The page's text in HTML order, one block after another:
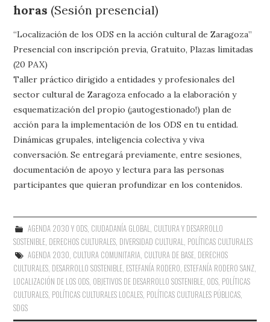
horas (Sesión presencial)
“Localización de los ODS en la acción cultural de Zaragoza”
Presencial con inscripción previa, Gratuito, Plazas limitadas
(20 PAX)
Taller práctico dirigido a entidades y profesionales del
sector cultural de Zaragoza enfocado a la elaboración y
esquematización del propio (¡autogestionado!) plan de
acción para la implementación de los ODS en tu entidad.
Dinámicas grupales, inteligencia colectiva y viva
conversación. Se entregará previamente, entre sesiones,
documentación de apoyo y lectura para las personas
participantes que quieran profundizar en los contenidos.
AGENDA 2030 Y ODS, CIUDADANÍA GLOBAL, CULTURA Y DESARROLLO
SOSTENIBLE, DERECHOS CULTURALES, DIVERSIDAD CULTURAL, POLÍTICAS CULTURALES
AGENDA 2030, CULTURA COMUNITARIA, CULTURA DE BASE, DERECHOS
CULTURALES, DESARROLLO SOSTENIBLE, ESTEFANÍA RODERO, ESTEFANÍA RODERO SANZ,
LOCALIZACIÓN DE LOS ODS, OBJETIVOS DE DESARROLLO SOSTENIBLE, ODS, POLÍTICAS
CULTURALES, POLÍTICAS CULTURALES LOCALES, POLÍTICAS CULTURALES PÚBLICAS,
SDGS